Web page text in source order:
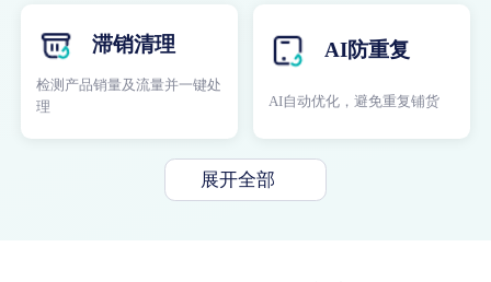
滞销清理
检测产品销量及流量并一键处
理
AI防重复
AI自动优化，避免重复铺货
展开全部